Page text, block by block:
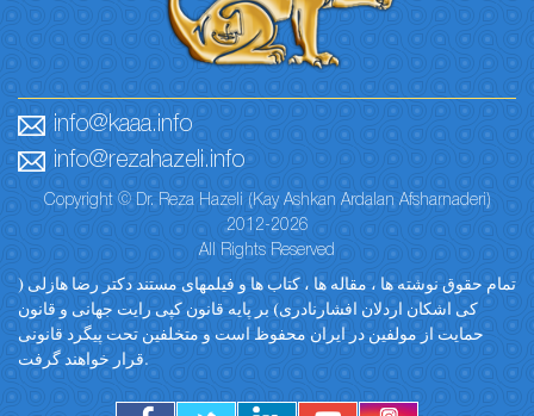
info@kaaa.info
info@rezahazeli.info
Copyright © Dr. Reza Hazeli (Kay Ashkan Ardalan Afsharnaderi)
2012-2026
All Rights Reserved
تمام حقوق نوشته ها ، مقاله ها ، کتاب ها و فیلمهای مستند دکتر رضا هازلی (
کی اشکان اردلان افشارنادری) بر پایه قانون کپی رایت جهانی و قانون
حمایت از مولفین در ایران محفوظ است و متخلفین تحت پیگرد قانونی
قرار خواهند گرفت.